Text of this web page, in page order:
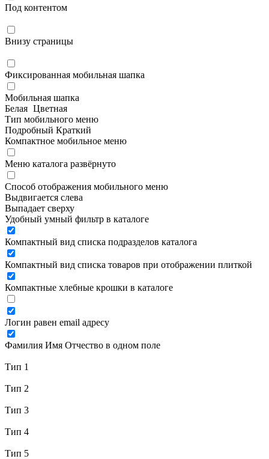
Под контентом
Внизу страницы
Фиксированная мобильная шапка
Мобильная шапка
Белая Цветная
Тип мобильного меню
Подробный Краткий
Компактное мобильное меню
Меню каталога развёрнуто
Способ отображения мобильного меню
Выдвигается слева
Выпадает сверху
Удобный умный фильтр в каталоге
Компактный вид списка подразделов каталога
Компактный вид списка товаров при отображении плиткой
Компактные хлебные крошки в каталоге
Логин равен email адресу
Фамилия Имя Отчество в одном поле
Тип 1
Тип 2
Тип 3
Тип 4
Тип 5